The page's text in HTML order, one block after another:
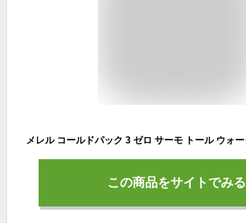
この商品をサイトでみる